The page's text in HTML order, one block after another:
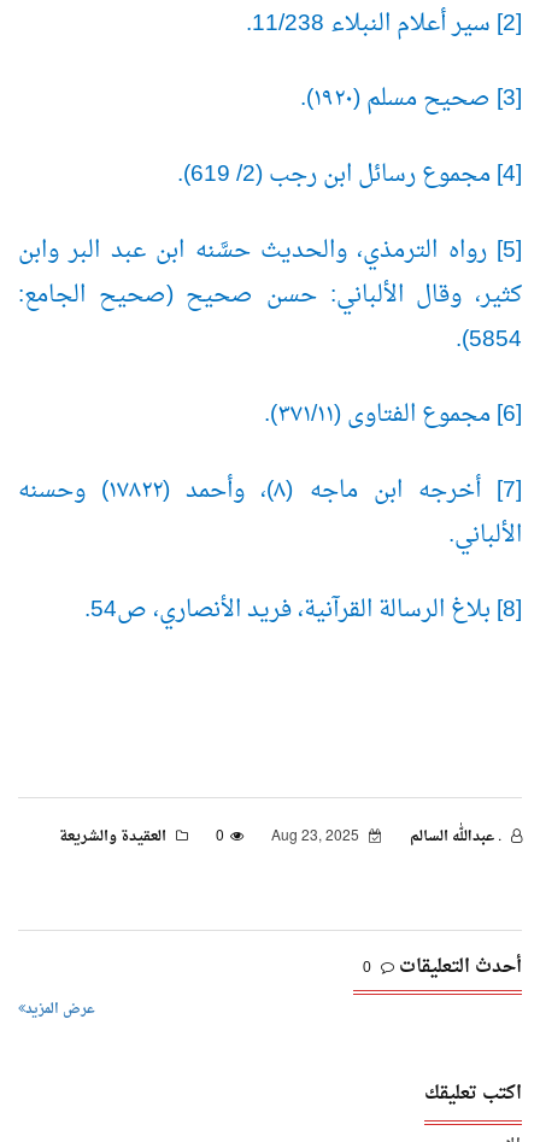
[2] سير أعلام النبلاء 11/238.
[3] صحيح مسلم (١٩٢٠).
[4] مجموع رسائل ابن رجب (2/ 619).
[5] رواه الترمذي، والحديث حسَّنه ابن عبد البر وابن
كثير، وقال الألباني: حسن صحيح (صحيح الجامع:
5854).
[6] مجموع الفتاوى (١١/
٣٧١).
[7] أخرجه ابن ماجه (٨)، وأحمد (١٧٨٢٢) وحسنه
الألباني.
[8] بلاغ الرسالة القرآنية، فريد الأنصاري، ص54.
. عبدالله السالم 0 العقيدة والشريعة
أحدث التعليقات 0
عرض المزيد
اكتب تعليقك